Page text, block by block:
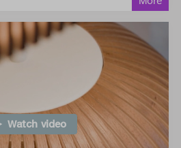
Watch video